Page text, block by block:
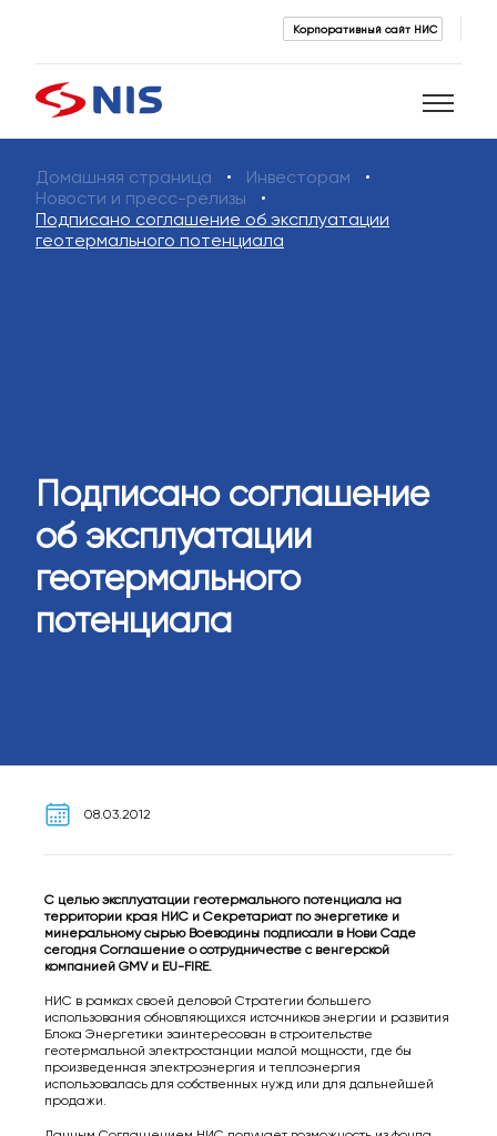
Корпоративный сайт НИС
Поиск
Домашняя страница
Инвесторам
Новости и пресс-релизы
Подписано соглашение об эксплуатации
геотермального потенциала
Подписано соглашение
об эксплуатации
геотермального
потенциала
08.03.2012
С целью эксплуатации геотермального потенциала на
территории края НИС и Секретариат по энергетике и
минеральному сырью Воеводины подписали в Нови Саде
сегодня Соглашение о сотрудничестве с венгерской
компанией GMV и EU-FIRE.
НИС в рамках своей деловой Стратегии большего
использования обновляющихся источников энергии и развития
Блока Энергетики заинтересован в строительстве
геотермальной электростанции малой мощности, где бы
произведенная электроэнергия и теплоэнергия
использовалась для собственных нужд или для дальнейшей
продажи.